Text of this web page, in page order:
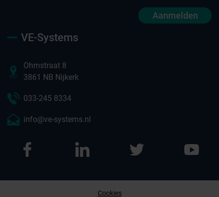
Aanmelden
VE-Systems
Ohmstraat 8
3861 NB Nijkerk
033-245 8334
info@ve-systems.nl
Cookies